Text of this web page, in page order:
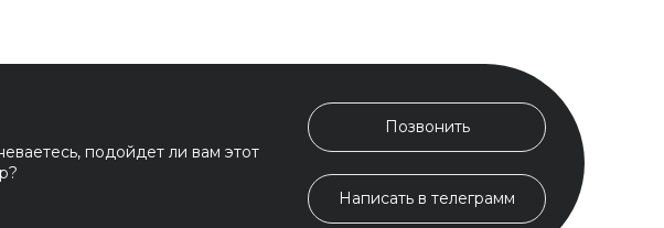
подойдет ли вам этот
Позвонить
Написать в телеграмм